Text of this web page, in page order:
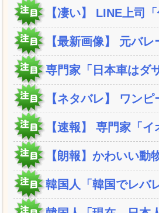
【凄い】 LINE上司
【最新画像】 元バ
専門家「日本車はダ
【ネタバレ】 ワン
【速報】 専門家「
【朗報】かわいい
韓国人「韓国でレバ